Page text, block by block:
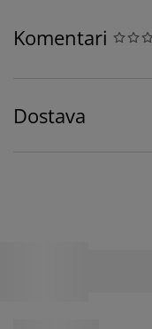
Komentari
Dostava